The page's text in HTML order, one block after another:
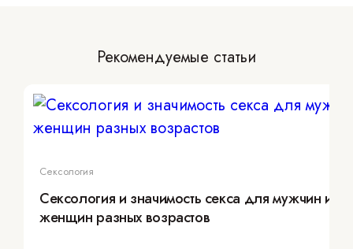
Рекомендуемые статьи
Сексология
Сексология и значимость секса для мужчин и
женщин разных возрастов